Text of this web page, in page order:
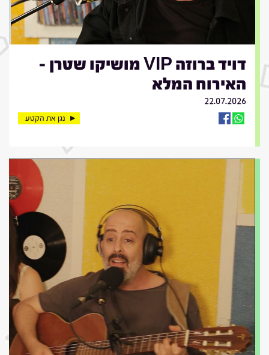
דויד ברוזה VIP מושיקו שטרן -
האירוח המלא
22.07.2026
נגן את הקטע